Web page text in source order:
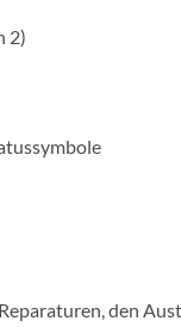
2)
den